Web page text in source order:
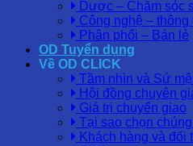
Dược – Chăm sóc
Công nghệ – thông
Phân phối – Bán lẻ
OD Tuyển dụng
Về OD CLICK
Tầm nhìn và Sứ
Hội đồng chuyên
Giá trị chuyển giao
Tại sao chọn
Khách hàng và đối